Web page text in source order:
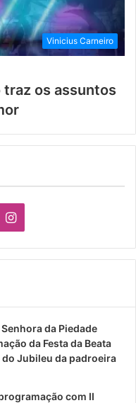
Vinicius Carneiro
os assuntos
I
n
a
g
da Piedade
da Festa da Beata
do Jubileu da padroeira
com II